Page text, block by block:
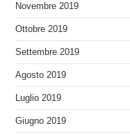
Novembre 2019
Ottobre 2019
Settembre 2019
Agosto 2019
Luglio 2019
Giugno 2019